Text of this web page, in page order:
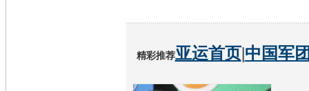
精彩推荐亚运首页|中国军